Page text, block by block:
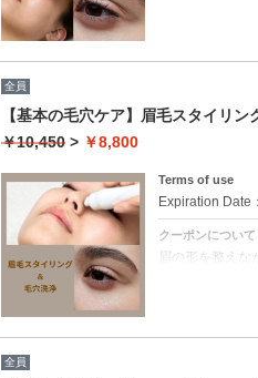
ーボキシー」で
大事なご予定
ニキビやニキビ
全員
【基本の毛穴ケア】眉毛スタイリン
￥10,450 > ￥8,800
Terms of use
Expiration Date：
クーポンについて
眉の形を整え
プロの眉スタ
お顔立ちやな
全員